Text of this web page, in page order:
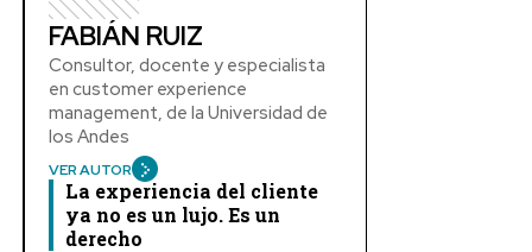
FABIÁN RUIZ
Consultor, docente y especialista
en customer experience
management, de la Universidad de
los Andes
VER AUTOR
La experiencia del cliente
ya no es un lujo. Es un
derecho